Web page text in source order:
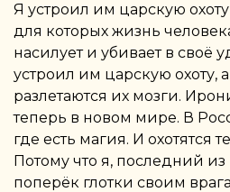
Я устроил им царскую
для которых жизнь
насилует и убивает в своё
устроил им царскую охоту,
разлетаются их мозги.
теперь в новом мире. В
где есть магия. И охотятся
Потому что я, последний из
поперёк глотки своим